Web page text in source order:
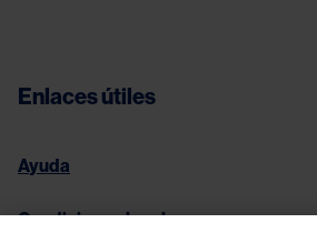
Enlaces útiles
Ayuda
Condiciones legales